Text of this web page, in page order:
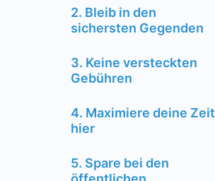
2. Bleib in den
sichersten Gegenden
3. Keine versteckten
Gebühren
4. Maximiere deine Zeit
hier
5. Spare bei den